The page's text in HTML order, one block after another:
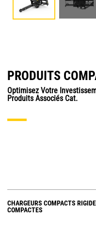
PRODUITS
Optimisez Votre
Produits Associés Cat.
CHARGEURS COMPACTS
COMPACTES